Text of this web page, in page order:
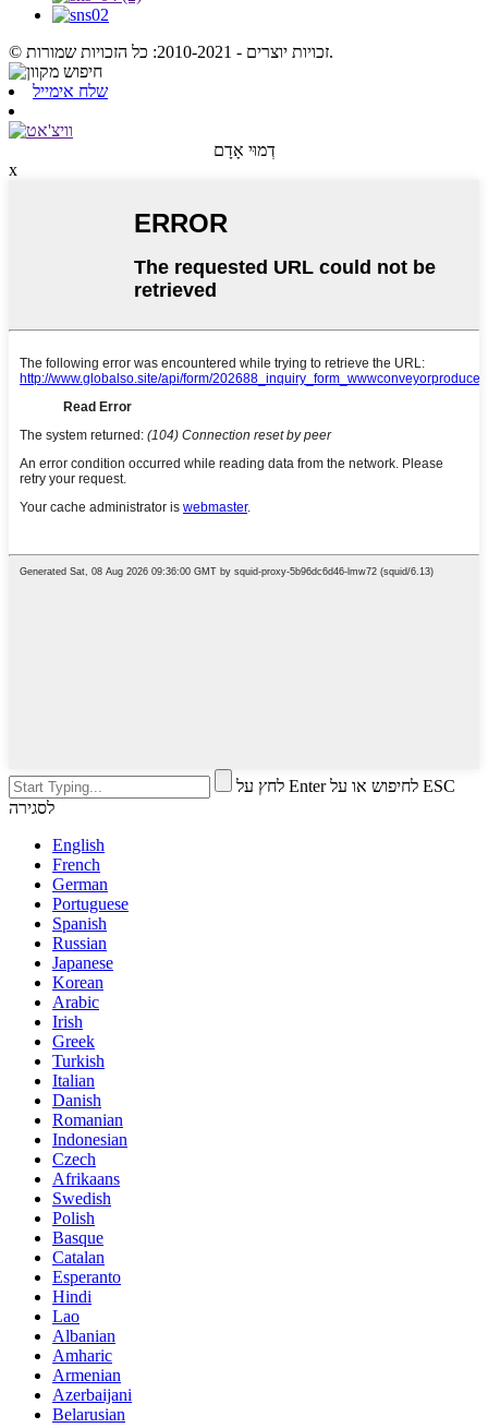
© זכויות יוצרים - 2010-2021: כל הזכויות שמורות.
שלח אימייל
דְמוּי אָדָם
x
לחץ על Enter לחיפוש או על ESC
לסגירה
English
French
German
Portuguese
Spanish
Russian
Japanese
Korean
Arabic
Irish
Greek
Turkish
Italian
Danish
Romanian
Indonesian
Czech
Afrikaans
Swedish
Polish
Basque
Catalan
Esperanto
Hindi
Lao
Albanian
Amharic
Armenian
Azerbaijani
Belarusian